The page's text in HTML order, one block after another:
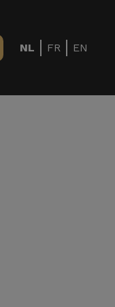
NL FR EN